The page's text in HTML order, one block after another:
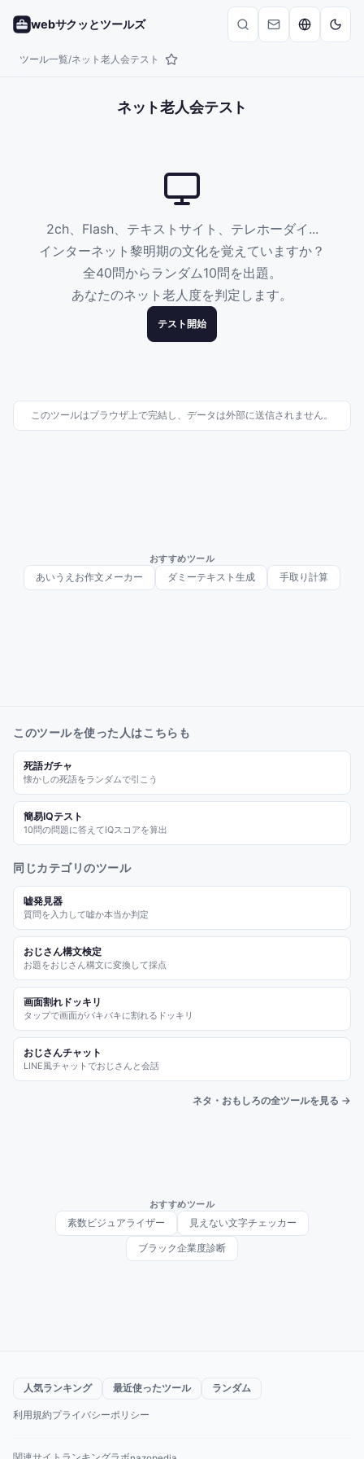
webサクッとツールズ
ツール一覧/ネット老人会テスト
ネット老人会テスト
2ch、Flash、テキストサイト、テレホーダイ...
インターネット黎明期の文化を覚えていますか？
全40問からランダム10問を出題。
あなたのネット老人度を判定します。
テスト開始
このツールはブラウザ上で完結し、データは外部に送信されません。
おすすめツール
あいうえお作文メーカー ダミーテキスト生成 手取り計算
このツールを使った人はこちらも
死語ガチャ
懐かしの死語をランダムで引こう
簡易IQテスト
10問の問題に答えてIQスコアを算出
同じカテゴリのツール
嘘発見器
質問を入力して嘘か本当か判定
おじさん構文検定
お題をおじさん構文に変換して採点
画面割れドッキリ
タップで画面がバキバキに割れるドッキリ
おじさんチャット
LINE風チャットでおじさんと会話
ネタ・おもしろの全ツールを見る →
おすすめツール
素数ビジュアライザー 見えない文字チェッカー
ブラック企業度診断
人気ランキング 最近使ったツール ランダム
利用規約プライバシーポリシー